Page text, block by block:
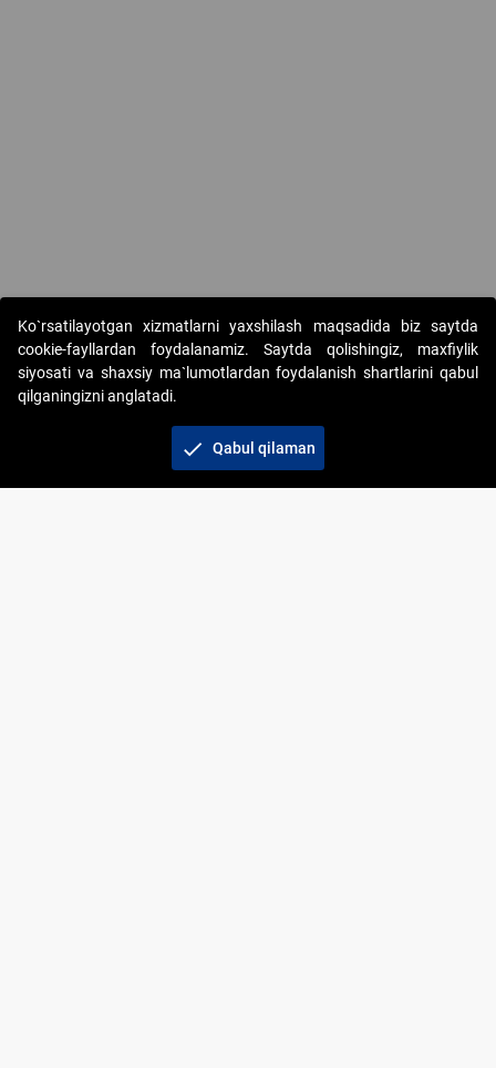
Copyright © 2017-2026. "Elektron onlayn-auksionlarni
tashkil etish" AJ. Barcha huquqlar himoyalangan
Ko`rsatilayotgan xizmatlarni yaxshilash maqsadida biz saytda
cookie-fayllardan foydalanamiz. Saytda qolishingiz, maxfiylik
siyosati va shaxsiy ma`lumotlardan foydalanish shartlarini qabul
qilganingizni anglatadi.
check Qabul qilaman